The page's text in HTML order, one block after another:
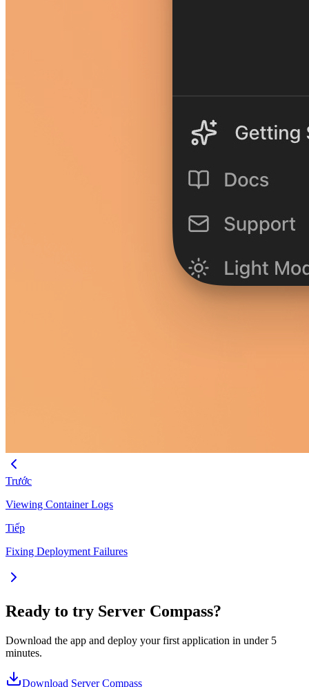
Trước
Viewing Container Logs
Tiếp
Fixing Deployment Failures
Ready to try Server Compass?
Download the app and deploy your first application in under 5
minutes.
Download Server Compass